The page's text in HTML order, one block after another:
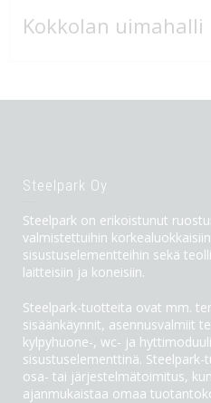
Kokkolan uimahalli
Steelpark Oy
Steelpark on erikoistunut
valmistettuihin
sisustuselementteihin sekä
laitteisiin ja koneisiin.
Steelpark-tuotteita ovat mm.
sisäänkäynnit, asennusvalmiit
kylpyhuone-, wc- ja
sisustuselementtinä.
osa- tai järjestelmätoimitus,
ajanmukaistaa omaa